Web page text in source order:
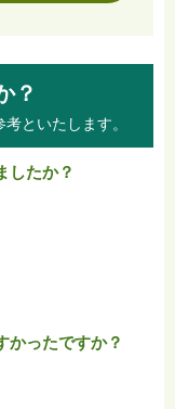
？
といたします。
したか？
かったですか？